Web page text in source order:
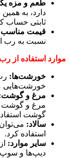
طعم و مزه
دارد، به
ثابتی حساب
قیمت
نسبت به رب
موارد استفاده از
خورشت‌ها:
خورشت‌هایی
مرغ و
مرغ و گوشت
گوشت
سالاد:
استفاده کرد.
سایر موارد:
دیپ‌ها و